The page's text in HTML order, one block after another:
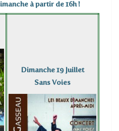
à partir de 16h !
Dimanche 19 Juillet
Sans Voies